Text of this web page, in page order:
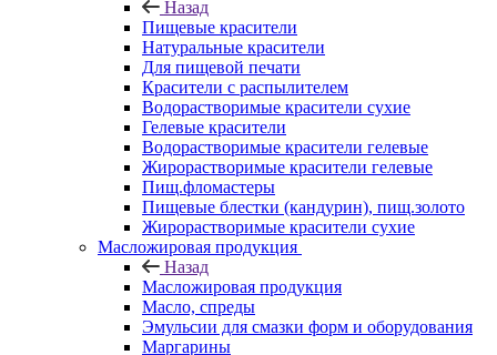
Назад
Пищевые красители
Натуральные красители
Для пищевой печати
Красители с распылителем
Водорастворимые красители сухие
Гелевые красители
Водорастворимые красители гелевые
Жирорастворимые красители гелевые
Пищ.фломастеры
Пищевые блестки (кандурин), пищ.золото
Жирорастворимые красители сухие
Масложировая продукция
Назад
Масложировая продукция
Масло, спреды
Эмульсии для смазки форм и оборудования
Маргарины